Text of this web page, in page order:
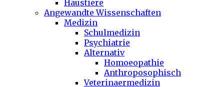
Haustiere
Angewandte Wissenschaften
Medizin
Schulmedizin
Psychiatrie
Alternativ
Homoeopathie
Anthroposophisch
Veterinaermedizin